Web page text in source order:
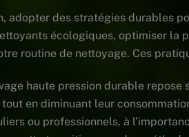
adopter des stratégies durables
écologiques, optimiser la
routine de nettoyage. Ces
haute pression durable
en diminuant leur
ou professionnels, à